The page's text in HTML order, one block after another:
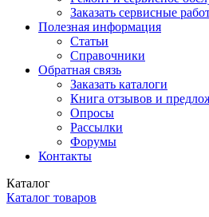
Заказать сервисные
Полезная информация
Статьи
Справочники
Обратная связь
Заказать каталоги
Книга отзывов и
Опросы
Рассылки
Форумы
Контакты
Каталог
Каталог товаров